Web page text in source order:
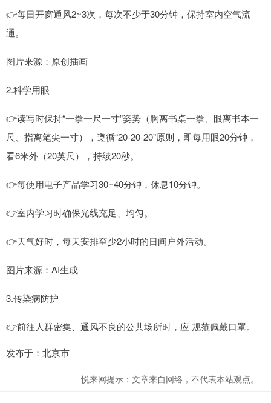
👉每日开窗通风2~3次，每次不少于30分钟，保持室内空气流
通。
图片来源：原创插画
2.科学用眼
👉读写时保持“一拳一尺一寸”姿势（胸离书桌一拳、眼离书本一
尺、指离笔尖一寸），遵循“20-20-20”原则，即每用眼20分钟，
看6米外（20英尺），持续20秒。
👉每使用电子产品学习30~40分钟，休息10分钟。
👉室内学习时确保光线充足、均匀。
👉天气好时，每天安排至少2小时的日间户外活动。
图片来源：AI生成
3.传染病防护
👉前往人群密集、通风不良的公共场所时，应 规范佩戴口罩。
发布于：北京市
悦来网提示：文章来自网络，不代表本站观点。